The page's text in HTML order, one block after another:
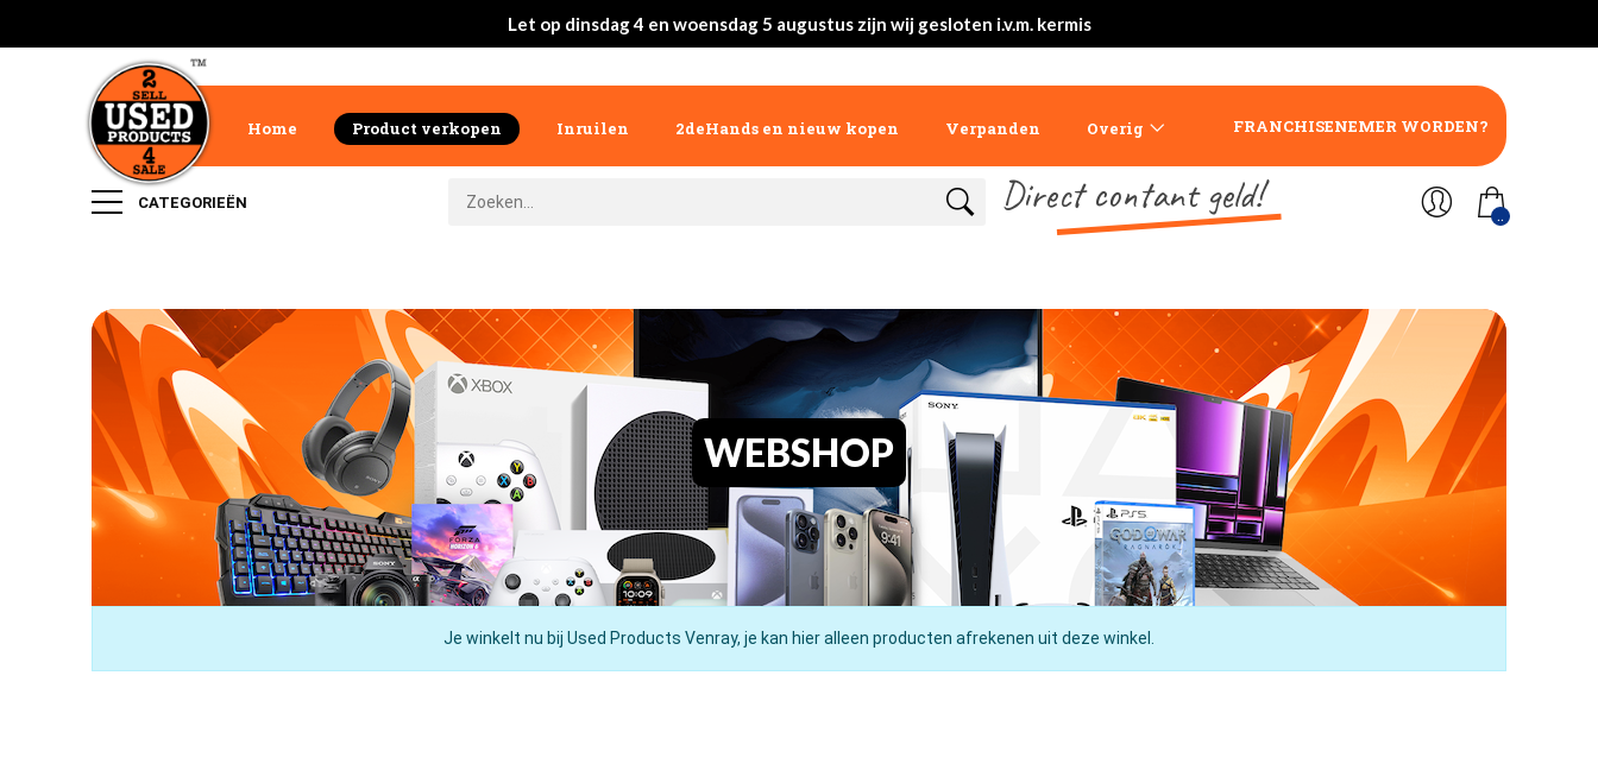
Let op dinsdag 4 en woensdag 5 augustus zijn wij gesloten i.v.m. kermis
Home Product verkopen Inruilen 2deHands en nieuw kopen Verpanden Overig FRANCHISENEMER WORDEN?
CATEGORIEËN Direct contant geld! ..
WEBSHOP
Je winkelt nu bij Used Products Venray, je kan hier alleen producten afrekenen uit deze winkel.